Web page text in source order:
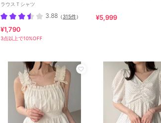
ラウスＴシャツ
3.88 （315件）
¥1,790
3点以上で10%OFF
¥5,999